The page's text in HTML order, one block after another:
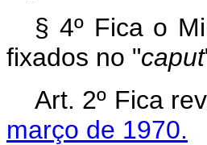
§ 4º Fica o
fixados no "caput
Art. 2º Fica
março de 1970.